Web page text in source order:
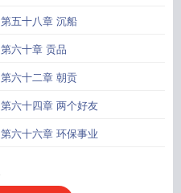
第五十八章 沉船
第六十章 贡品
第六十二章 朝贡
第六十四章 两个好友
第六十六章 环保事业